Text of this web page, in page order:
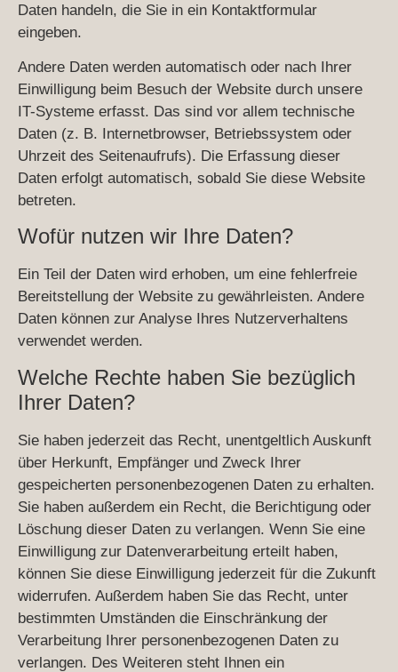
Daten handeln, die Sie in ein Kontaktformular
eingeben.
Andere Daten werden automatisch oder nach Ihrer
Einwilligung beim Besuch der Website durch unsere
IT-Systeme erfasst. Das sind vor allem technische
Daten (z. B. Internetbrowser, Betriebssystem oder
Uhrzeit des Seitenaufrufs). Die Erfassung dieser
Daten erfolgt automatisch, sobald Sie diese Website
betreten.
Wofür nutzen wir Ihre Daten?
Ein Teil der Daten wird erhoben, um eine fehlerfreie
Bereitstellung der Website zu gewährleisten. Andere
Daten können zur Analyse Ihres Nutzerverhaltens
verwendet werden.
Welche Rechte haben Sie bezüglich
Ihrer Daten?
Sie haben jederzeit das Recht, unentgeltlich Auskunft
über Herkunft, Empfänger und Zweck Ihrer
gespeicherten personenbezogenen Daten zu erhalten.
Sie haben außerdem ein Recht, die Berichtigung oder
Löschung dieser Daten zu verlangen. Wenn Sie eine
Einwilligung zur Datenverarbeitung erteilt haben,
können Sie diese Einwilligung jederzeit für die Zukunft
widerrufen. Außerdem haben Sie das Recht, unter
bestimmten Umständen die Einschränkung der
Verarbeitung Ihrer personenbezogenen Daten zu
verlangen. Des Weiteren steht Ihnen ein